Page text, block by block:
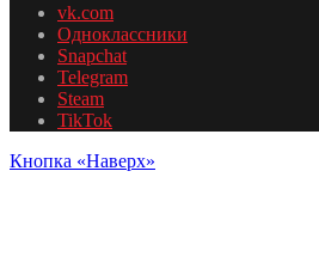
vk.com
Одноклассники
Snapchat
Telegram
Steam
TikTok
Кнопка «Наверх»